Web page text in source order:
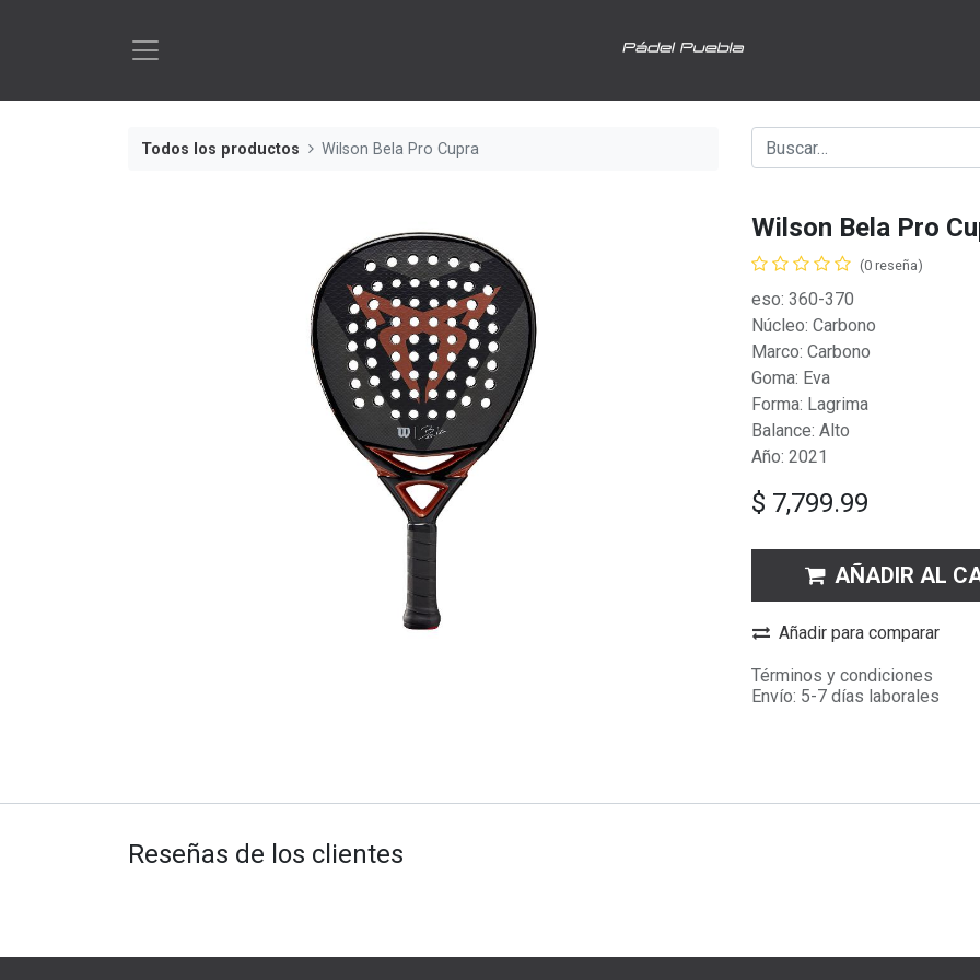
Todos los productos Wilson Bela Pro Cupra
Wilson Bela Pro
(0 reseña)
eso: 360-370
Núcleo: Carbono
Marco: Carbono
Goma: Eva
Forma: Lagrima
Balance: Alto
Año: 2021
$ 7,799.99
AÑADIR AL
Añadir para comparar
Términos y condiciones
Envío: 5-7 días laborales
Reseñas de los clientes